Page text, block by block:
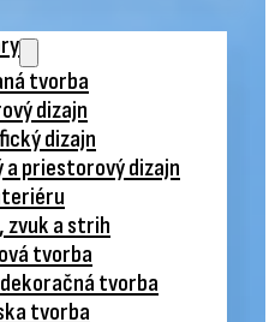
tvorba
dizajn
dizajn
a priestorový dizajn
zvuk a strih
tvorba
tvorba
tvorba